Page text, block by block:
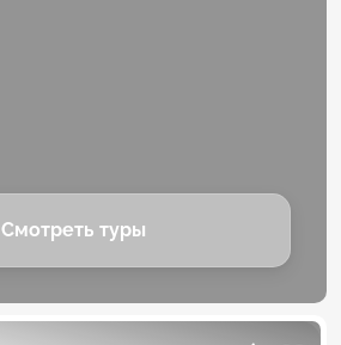
Смотреть туры